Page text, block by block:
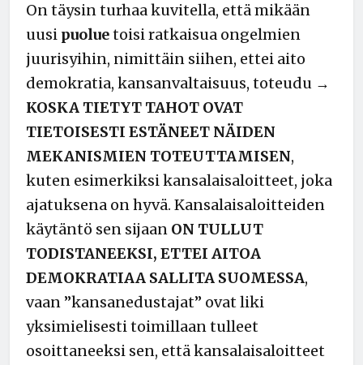
On täysin turhaa kuvitella, että mikään
uusi puoluetoisi ratkaisua ongelmien
juurisyihin, nimittäin siihen, ettei aito
demokratia, kansanvaltaisuus, toteudu →
KOSKA TIETYT TAHOT OVAT
TIETOISESTI ESTÄNEET NÄIDEN
MEKANISMIEN TOTEUTTAMISEN,
kuten esimerkiksi kansalaisaloitteet, joka
ajatuksena on hyvä. Kansalaisaloitteiden
käytäntö sen sijaan ON TULLUT
TODISTANEEKSI, ETTEI AITOA
DEMOKRATIAA SALLITA SUOMESSA,
vaan ”kansanedustajat” ovat liki
yksimielisesti toimillaan tulleet
osoittaneeksi sen, että kansalaisaloitteet